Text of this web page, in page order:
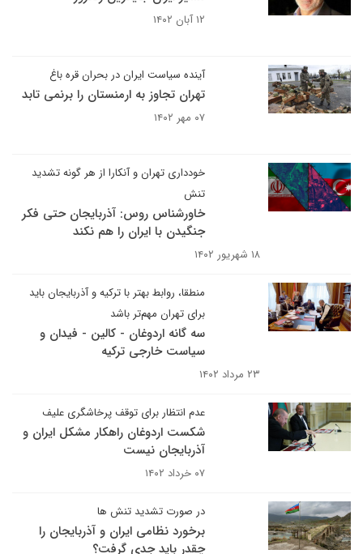
۱۲ آبان ۱۴۰۲
آینده سیاست ایران در بحران قره باغ
تهران تجاوز به ارمنستان را برنمی تابد
۰۷ مهر ۱۴۰۲
خودداری تهران و آنکارا از هر گونه تشدید
تنش
خاورشناس روس: آذربایجان حتی فکر
جنگیدن با ایران را هم نکند
۱۸ شهریور ۱۴۰۲
منطقا، روابط بهتر با ترکیه و آذربایجان باید
برای تهران مهم‌تر باشد
سه گانه اردوغان - کالین - فیدان و
سیاست خارجی ترکیه
۲۳ مرداد ۱۴۰۲
عدم انتظار برای توقف پرخاشگری علیف
شکست اردوغان راهکار مشکل ایران و
آذربایجان نیست
۰۷ خرداد ۱۴۰۲
در صورت تشدید تنش ها
برخورد نظامی ایران و آذربایجان را
چقدر باید جدی گرفت؟